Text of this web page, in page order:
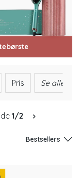
Pris Se alle
1/2
Bestsellers